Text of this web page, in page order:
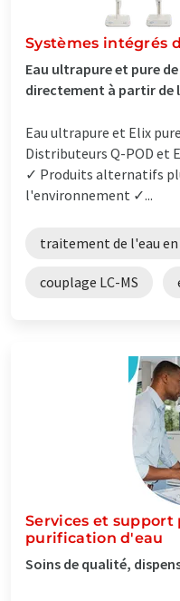
Systèmes intégrés
Eau ultrapure et pure
directement à partir de
Eau ultrapure et Elix
Distributeurs Q-POD et
✓ Produits alternatifs
l'environnement ✓...
traitement de l'eau
couplage LC-MS
Services et support
purification d'eau
Soins de qualité,